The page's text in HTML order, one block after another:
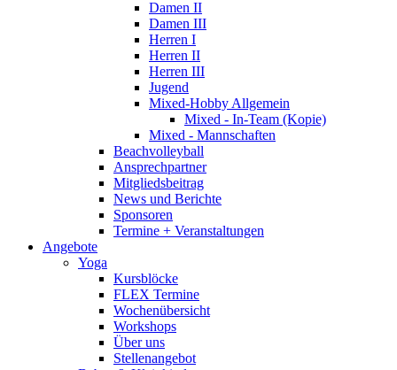
Damen II
Damen III
Herren I
Herren II
Herren III
Jugend
Mixed-Hobby Allgemein
Mixed - In-Team (Kopie)
Mixed - Mannschaften
Beachvolleyball
Ansprechpartner
Mitgliedsbeitrag
News und Berichte
Sponsoren
Termine + Veranstaltungen
Angebote
Yoga
Kursblöcke
FLEX Termine
Wochenübersicht
Workshops
Über uns
Stellenangebot